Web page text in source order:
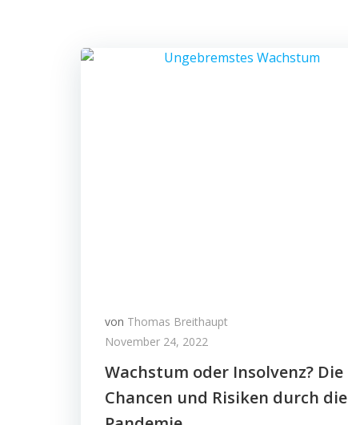
von Thomas Breithaupt
November 24, 2022
Wachstum oder Insolvenz? Die
Chancen und Risiken durch die